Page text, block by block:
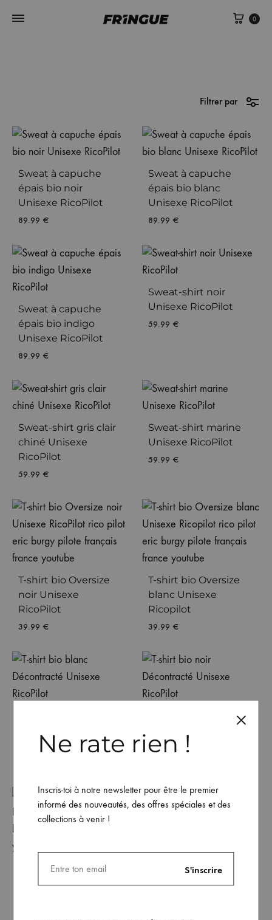
0
Filtrer par
Sweat à capuche
épais bio noir
Unisexe RicoPilot
89.99 €
Sweat à capuche
épais bio blanc
Unisexe RicoPilot
89.99 €
Sweat à capuche
épais bio indigo
Unisexe RicoPilot
89.99 €
Sweat-shirt noir
Unisexe RicoPilot
59.99 €
Sweat-shirt gris clair
chiné Unisexe
RicoPilot
59.99 €
Sweat-shirt marine
Unisexe RicoPilot
59.99 €
T-shirt bio Oversize
noir Unisexe
RicoPilot
39.99 €
T-shirt bio Oversize
blanc Unisexe
Ricopilot
39.99 €
RicoPilot
RicoPilot
Polo bio noir Unisexe
RicoPilot
Ne rate rien !
Inscris-toi à notre newsletter pour être le premier
informé des nouveautés, des offres spéciales et des
collections à venir !